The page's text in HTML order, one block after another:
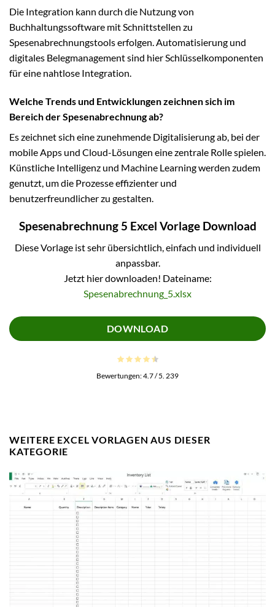
Die Integration kann durch die Nutzung von
Buchhaltungssoftware mit Schnittstellen zu
Spesenabrechnungstools erfolgen. Automatisierung und
digitales Belegmanagement sind hier Schlüsselkomponenten
für eine nahtlose Integration.
Welche Trends und Entwicklungen zeichnen sich im
Bereich der Spesenabrechnung ab?
Es zeichnet sich eine zunehmende Digitalisierung ab, bei der
mobile Apps und Cloud-Lösungen eine zentrale Rolle spielen.
Künstliche Intelligenz und Machine Learning werden zudem
genutzt, um die Prozesse effizienter und
benutzerfreundlicher zu gestalten.
Spesenabrechnung 5 Excel Vorlage Download
Diese Vorlage ist sehr übersichtlich, einfach und individuell
anpassbar.
Jetzt hier downloaden! Dateiname:
Spesenabrechnung_5.xlsx
DOWNLOAD
Bewertungen:4.7/ 5. 239
WEITERE EXCEL VORLAGEN AUS DIESER
KATEGORIE